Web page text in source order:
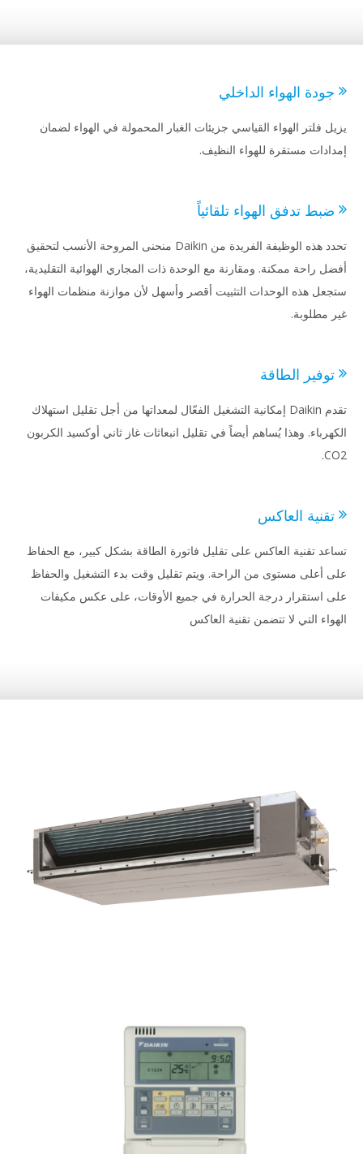
الهواء الداخلي
فلتر الهواء القياسي جزيئات الغبار المحمولة في الهواء لضمان
مستقرة للهواء النظيف.
تدفق الهواء تلقائياً
تحدد هذه الوظيفة الفريدة من Daikin منحنى المروحة الأنسب لتحقيق
راحة ممكنة. ومقارنة مع الوحدة ذات المجاري الهوائية التقليدية،
هذه الوحدات التثبيت أقصر وأسهل لأن موازنة منظمات الهواء
مطلوبة.
الطاقة
تقدم Daikin إمكانية التشغيل الفعّال لمعداتها من أجل تقليل استهلاك
وهذا يُساهم أيضاً في تقليل انبعاثات غاز ثاني أوكسيد الكربون
العاكس
تقنية العاكس على تقليل فاتورة الطاقة بشكل كبير، مع الحفاظ
أعلى مستوى من الراحة. ويتم تقليل وقت بدء التشغيل والحفاظ
استقرار درجة الحرارة في جميع الأوقات، على عكس مكيفات
التي لا تتضمن تقنية العاكس